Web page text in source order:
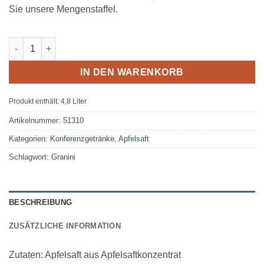
Sie unsere Mengenstaffel.
IN DEN WARENKORB
Produkt enthält: 4,8 Liter
Artikelnummer: 51310
Kategorien: Konferenzgetränke Apfelsaft
Schlagwort: Granini
BESCHREIBUNG
ZUSÄTZLICHE INFORMATION
Zutaten: Apfelsaft aus Apfelsaftkonzentrat